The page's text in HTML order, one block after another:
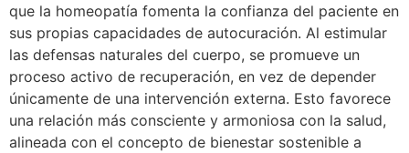
que la homeopatía fomenta la confianza del paciente en
sus propias capacidades de autocuración. Al estimular
las defensas naturales del cuerpo, se promueve un
proceso activo de recuperación, en vez de depender
únicamente de una intervención externa. Esto favorece
una relación más consciente y armoniosa con la salud,
alineada con el concepto de bienestar sostenible a